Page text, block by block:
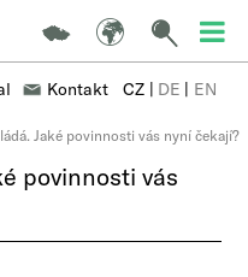
Kontakt CZ | DE | EN
Jaké povinnosti vás nyní čekají?
povinnosti vás